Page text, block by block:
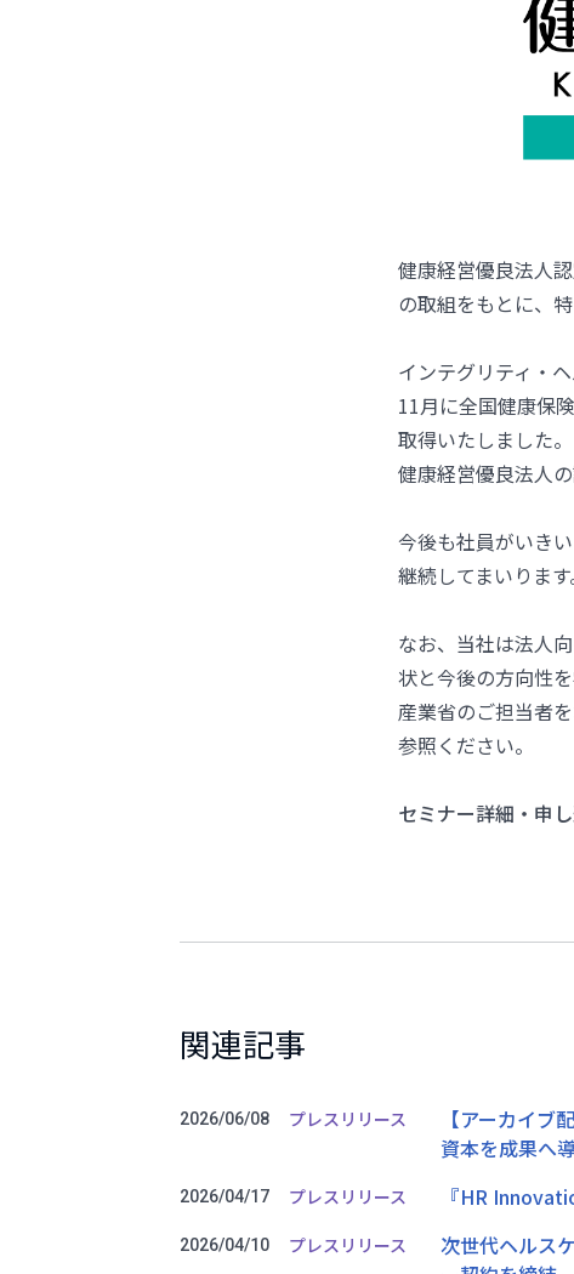
健康経営優良法人
の取組をもとに、
インテグリティ・
11月に全国健康保
取得いたしました
健康経営優良法人
今後も社員がいき
継続してまいります
なお、当社は法人
状と今後の方向性
産業省のご担当者
参照ください。
セミナー詳細・申
関連記事
2026/06/08 プレスリリース
【アーカイ
資本を成果へ
2026/04/17 プレスリリース 『HR
2026/04/10 プレスリリース
次世代ヘルス